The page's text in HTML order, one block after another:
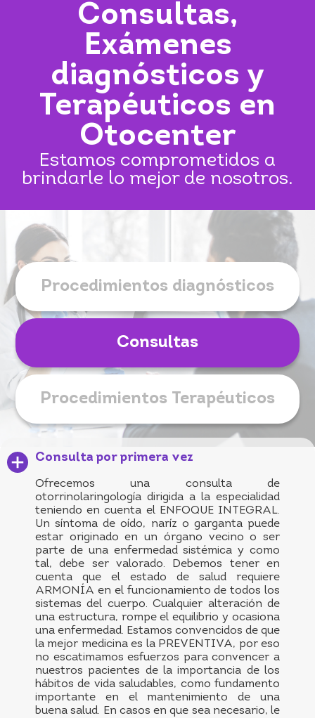
Consultas,
Exámenes
diagnósticos y
Terapéuticos en
Otocenter
Estamos comprometidos a
brindarle lo mejor de nosotros.
Procedimientos diagnósticos
Consultas
Procedimientos Terapéuticos
Consulta por primera vez
Ofrecemos una consulta de
otorrinolaringología dirigida a la especialidad
teniendo en cuenta el ENFOQUE INTEGRAL.
Un síntoma de oído, naríz o garganta puede
estar originado en un órgano vecino o ser
parte de una enfermedad sistémica y como
tal, debe ser valorado. Debemos tener en
cuenta que el estado de salud requiere
ARMONÍA en el funcionamiento de todos los
sistemas del cuerpo. Cualquier alteración de
una estructura, rompe el equilibrio y ocasiona
una enfermedad. Estamos convencidos de que
la mejor medicina es la PREVENTIVA, por eso
no escatimamos esfuerzos para convencer a
nuestros pacientes de la importancia de los
hábitos de vida saludables, como fundamento
importante en el mantenimiento de una
buena salud. En casos en que sea necesario, le